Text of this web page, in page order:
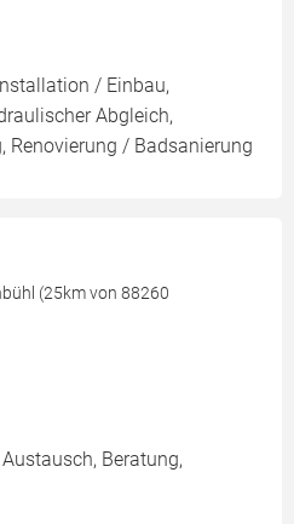
/ Einbau,
Abgleich,
Renovierung / Badsanierung
(25km von 88260
Beratung,